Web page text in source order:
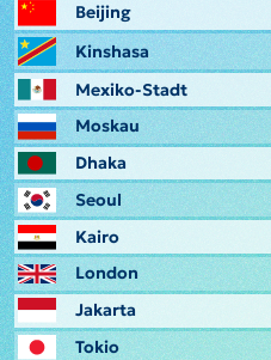
Beijing
Kinshasa
Mexiko-Stadt
Moskau
Dhaka
Seoul
Kairo
London
Jakarta
Tokio